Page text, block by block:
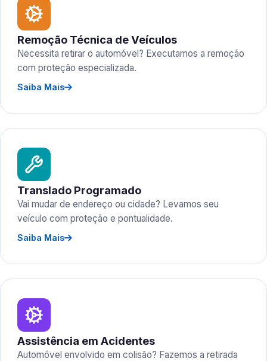
Remoção Técnica de Veículos
Necessita retirar o automóvel? Executamos a remoção
com proteção especializada.
Saiba Mais
Translado Programado
Vai mudar de endereço ou cidade? Levamos seu
veículo com proteção e pontualidade.
Saiba Mais
Assistência em Acidentes
Automóvel envolvido em colisão? Fazemos a retirada